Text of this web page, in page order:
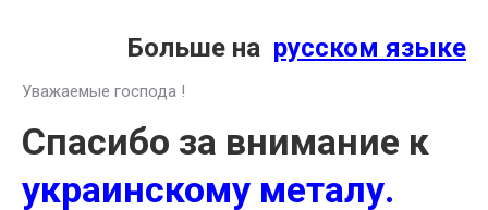
Больше на русском языке
Уважаемые господа !
Спасибо за внимание к
украинскому металу.